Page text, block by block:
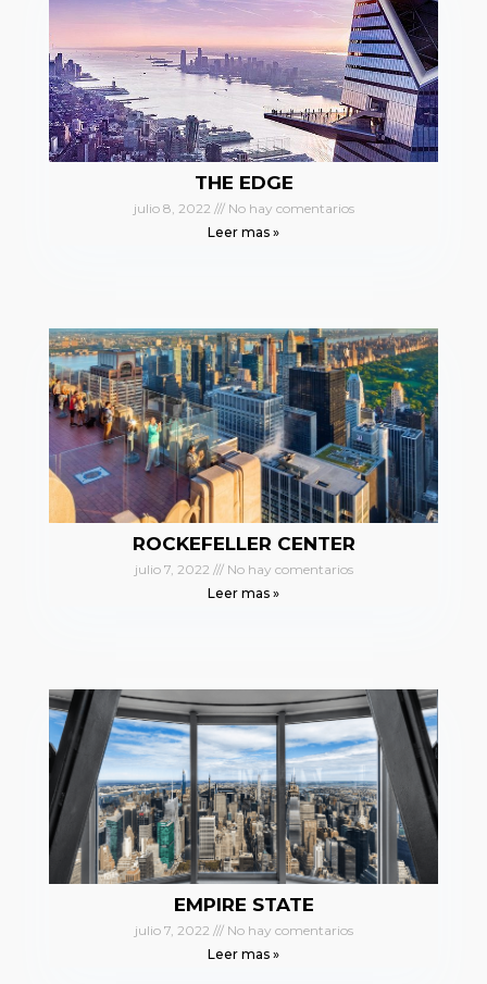
THE EDGE
julio 8, 2022
No hay comentarios
Leer mas »
ROCKEFELLER CENTER
julio 7, 2022
No hay comentarios
Leer mas »
EMPIRE STATE
julio 7, 2022
No hay comentarios
Leer mas »